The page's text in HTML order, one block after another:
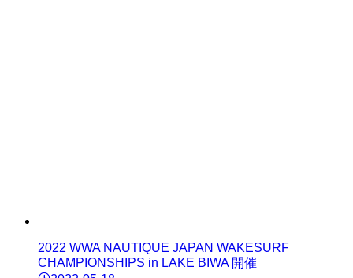
2022 WWA NAUTIQUE JAPAN WAKESURF
CHAMPIONSHIPS in LAKE BIWA 開催